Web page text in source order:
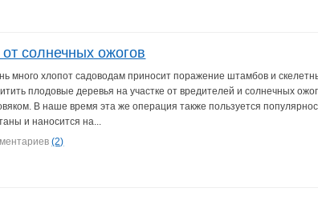
солнечных ожогов
много хлопот садоводам приносит поражение штамбов и
плодовые деревья на участке от вредителей и солнечных
В наше время эта же операция также пользуется
и наносится на...
(2)